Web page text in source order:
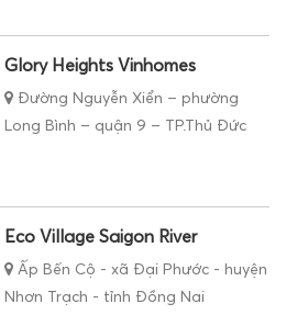
Glory Heights Vinhomes
Đường Nguyễn Xiển – phường
Long Bình – quận 9 – TP.Thủ Đức
Eco Village Saigon River
Ấp Bến Cộ - xã Đại Phước - huyện
Nhơn Trạch - tỉnh Đồng Nai